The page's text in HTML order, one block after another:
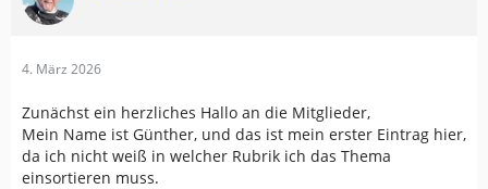
4. März 2026
Zunächst ein herzliches Hallo an die Mitglieder,
Mein Name ist Günther, und das ist mein erster Eintrag hier,
da ich nicht weiß in welcher Rubrik ich das Thema
einsortieren muss.